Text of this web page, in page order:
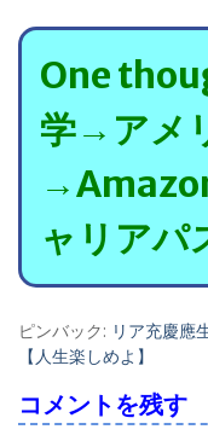
ゲ
ー
ョ
ン
One
学→アメ
ャリアパ
ピンバック: リア充慶應
【人生楽しめよ】
コメントを残す